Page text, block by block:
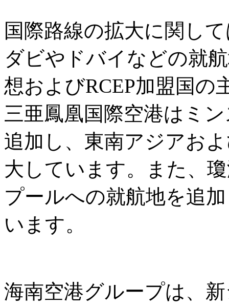
国際路線の拡大に関し
ダビやドバイなどの就
想およびRCEP加盟国の
三亜鳳凰国際空港はミ
追加し、東南アジアお
大しています。また、
プールへの就航地を追
います。
海南空港グループは、